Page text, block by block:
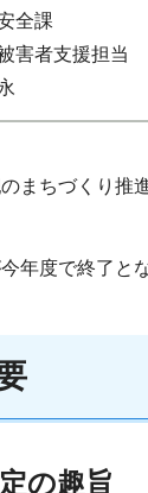
全課
害者支援担当
まちづくり推
年度で終了と
の趣旨